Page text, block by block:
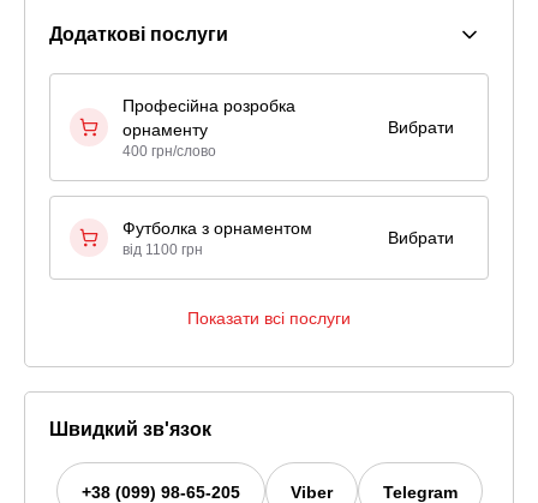
Додаткові послуги
Професійна розробка
орнаменту
400 грн/слово
Вибрати
Футболка з орнаментом
від 1100 грн
Вибрати
Показати всі послуги
Швидкий зв'язок
+38 (099) 98-65-205 Viber Telegram